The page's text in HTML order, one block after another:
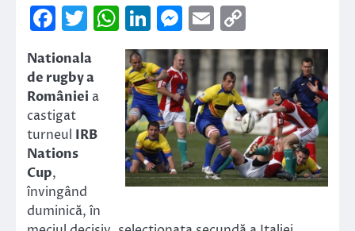
Facebook
Twitter
WhatsApp
LinkedIn
Messenger
Email
Link
Nationala
de rugby a
României a
castigat
turneul IRB
Nations
Cup,
învingând
duminică, în